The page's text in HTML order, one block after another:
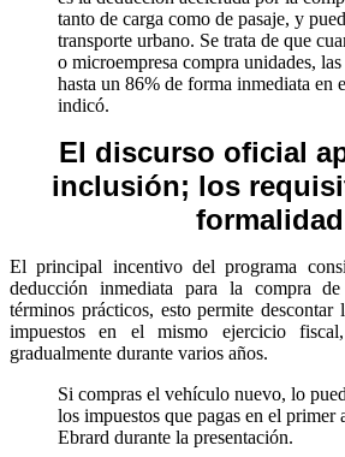
tanto de carga como de pasaje, y
transporte urbano. Se trata de que
o microempresa compra unidades,
hasta un 86% de forma inmediata en
indicó.
El discurso oficial
inclusión; los
formalidad
El principal incentivo del programa
deducción inmediata para la compra
términos prácticos, esto permite
impuestos en el mismo ejercicio
gradualmente durante varios años.
Si compras el vehículo nuevo, lo
los impuestos que pagas en el primer
Ebrard durante la presentación.